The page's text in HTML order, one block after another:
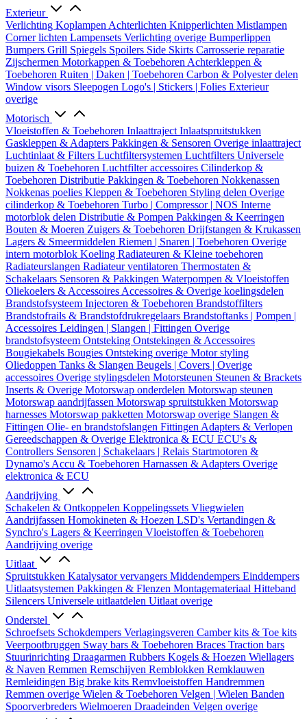
Exterieur
Verlichting Koplampen Achterlichten Knipperlichten Mistlampen
Corner lichten Lampensets Verlichting overige Bumperlippen
Bumpers Grill Spiegels Spoilers Side Skirts Carrosserie reparatie
Zijschermen Motorkappen & Toebehoren Achterkleppen &
Toebehoren Ruiten | Daken | Toebehoren Carbon & Polyester delen
Window visors Sleepogen Logo's | Stickers | Folies Exterieur
overige
Motorisch
Vloeistoffen & Toebehoren Inlaattraject Inlaatspruitstukken
Gaskleppen & Adapters Pakkingen & Sensoren Overige inlaattraject
Luchtinlaat & Filters Luchtfiltersystemen Luchtfilters Universele
buizen & Toebehoren Luchtfilter accessoires Cilinderkop &
Toebehoren Distributie Pakkingen & Toebehoren Nokkenassen
Nokkenas poelies Kleppen & Toebehoren Styling delen Overige
cilinderkop & Toebehoren Turbo | Compressor | NOS Interne
motorblok delen Distributie & Pompen Pakkingen & Keerringen
Bouten & Moeren Zuigers & Toebehoren Drijfstangen & Krukassen
Lagers & Smeermiddelen Riemen | Snaren | Toebehoren Overige
intern motorblok Koeling Radiateuren & Kleine toebehoren
Radiateurslangen Radiateur ventilatoren Thermostaten &
Schakelaars Sensoren & Pakkingen Waterpompen & Vloeistoffen
Oliekoelers & Accessoires Accessoires & Overige koelingsdelen
Brandstofsysteem Injectoren & Toebehoren Brandstoffilters
Brandstofrails & Brandstofdrukregelaars Brandstoftanks | Pompen |
Accessoires Leidingen | Slangen | Fittingen Overige
brandstofsysteem Ontsteking Ontstekingen & Accessoires
Bougiekabels Bougies Ontsteking overige Motor styling
Oliedoppen Tanks & Slangen Beugels | Covers | Overige
accessoires Overige stylingsdelen Motorsteunen Steunen & Brackets
Inserts & Overige Motorswap onderdelen Motorswap steunen
Motorswap aandrijfassen Motorswap spruitstukken Motorswap
harnesses Motorswap pakketten Motorswap overige Slangen &
Fittingen Olie- en brandstofslangen Fittingen Adapters & Verlopen
Gereedschappen & Overige Elektronica & ECU ECU's &
Controllers Sensoren | Schakelaars | Relais Startmotoren &
Dynamo's Accu & Toebehoren Harnassen & Adapters Overige
elektronica & ECU
Aandrijving
Schakelen & Ontkoppelen Koppelingssets Vliegwielen
Aandrijfassen Homokineten & Hoezen LSD's Vertandingen &
Synchro's Lagers & Keerringen Vloeistoffen & Toebehoren
Aandrijving overige
Uitlaat
Spruitstukken Katalysator vervangers Middendempers Einddempers
Uitlaatsystemen Pakkingen & Flenzen Montagemateriaal Hitteband
Silencers Universele uitlaatdelen Uitlaat overige
Onderstel
Schroefsets Schokdempers Verlagingsveren Camber kits & Toe kits
Veerpootbruggen Sway bars & Toebehoren Braces Traction bars
Stuurinrichting Draagarmen Rubbers Kogels & Hoezen Wiellagers
& Naven Remmen Remschijven Remblokken Remklauwen
Remleidingen Big brake kits Remvloeistoffen Handremmen
Remmen overige Wielen & Toebehoren Velgen | Wielen Banden
Spoorverbreders Wielmoeren Draadeinden Velgen overige